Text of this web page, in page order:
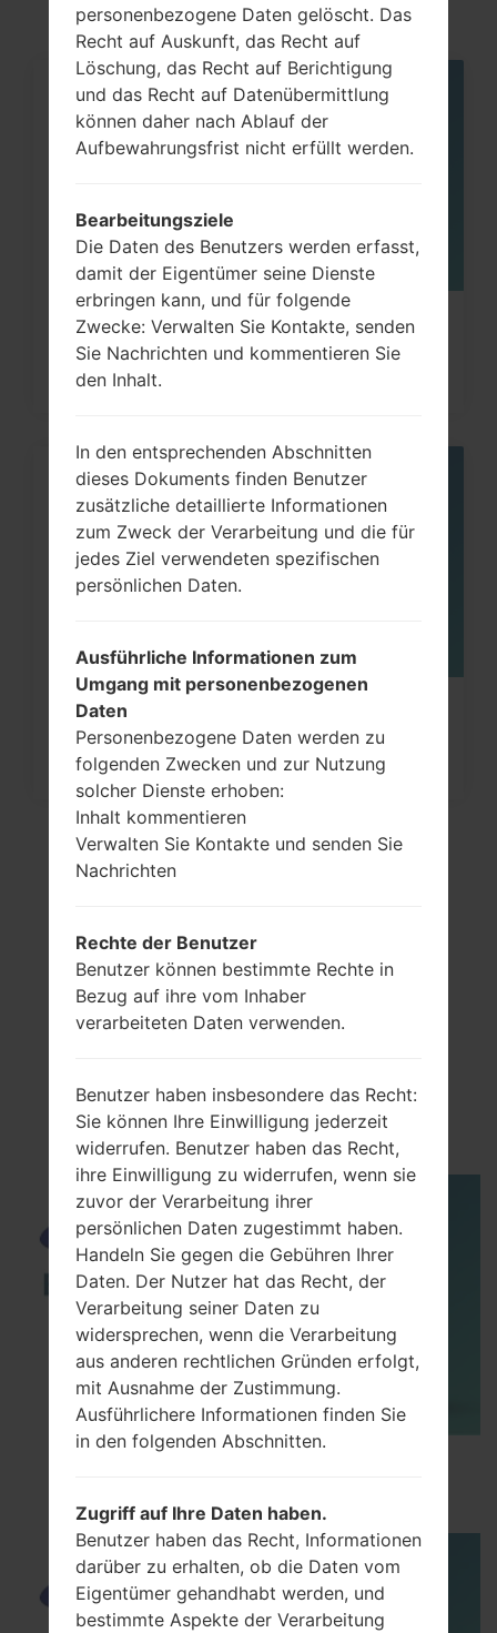
S 10.5
Wie kann ich auf Samsung Galaxy
Note, S3, S5, S7 und...
Wie kann man die
Werkseinstellungen durch Menü
auf...
T805WGalaxy Tab S
10.5
How to Enable Developer Options & USB
personenbezogene Daten gelöscht. Das
Recht auf Auskunft, das Recht auf
Löschung, das Recht auf Berichtigung
und das Recht auf Datenübermittlung
können daher nach Ablauf der
Aufbewahrungsfrist nicht erfüllt werden.
Bearbeitungsziele
Die Daten des Benutzers werden erfasst,
damit der Eigentümer seine Dienste
erbringen kann, und für folgende
Zwecke: Verwalten Sie Kontakte, senden
Sie Nachrichten und kommentieren Sie
den Inhalt.
In den entsprechenden Abschnitten
dieses Dokuments finden Benutzer
zusätzliche detaillierte Informationen
zum Zweck der Verarbeitung und die für
jedes Ziel verwendeten spezifischen
persönlichen Daten.
Ausführliche Informationen zum
Umgang mit personenbezogenen
Daten
Personenbezogene Daten werden zu
folgenden Zwecken und zur Nutzung
solcher Dienste erhoben:
Inhalt kommentieren
Verwalten Sie Kontakte und senden Sie
Nachrichten
Rechte der Benutzer
Benutzer können bestimmte Rechte in
Bezug auf ihre vom Inhaber
verarbeiteten Daten verwenden.
Benutzer haben insbesondere das Recht:
Sie können Ihre Einwilligung jederzeit
widerrufen. Benutzer haben das Recht,
ihre Einwilligung zu widerrufen, wenn sie
zuvor der Verarbeitung ihrer
persönlichen Daten zugestimmt haben.
Handeln Sie gegen die Gebühren Ihrer
Daten. Der Nutzer hat das Recht, der
Verarbeitung seiner Daten zu
widersprechen, wenn die Verarbeitung
aus anderen rechtlichen Gründen erfolgt,
mit Ausnahme der Zustimmung.
Ausführlichere Informationen finden Sie
in den folgenden Abschnitten.
Zugriff auf Ihre Daten haben.
Benutzer haben das Recht, Informationen
darüber zu erhalten, ob die Daten vom
Eigentümer gehandhabt werden, und
bestimmte Aspekte der Verarbeitung